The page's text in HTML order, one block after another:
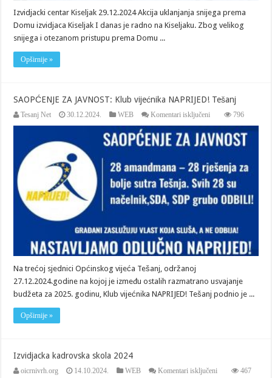
Izvidjacki centar Kiseljak 29.12.2024 Akcija uklanjanja snijega prema
Domu izvidjaca Kiseljak I danas je radno na Kiseljaku. Zbog velikog
snijega i otezanom pristupu prema Domu ...
Opširnije »
SAOPĆENJE ZA JAVNOST: Klub vijećnika NAPRIJED! Tešanj
Tesanj Net 30.12.2024. WEB Komentari isključeni
ZA
JAVNOST:
Klub
vijećnika
NAPRIJED!
Tešanj
796
Na trećoj sjednici Općinskog vijeća Tešanj, održanoj
27.12.2024.godine na kojoj je između ostalih razmatrano usvajanje
budžeta za 2025. godinu, Klub vijećnika NAPRIJED! Tešanj podnio je ...
Opširnije »
Izvidjacka kadrovska skola 2024
oicrnivrh.org 14.10.2024. WEB Komentari isključeni 467